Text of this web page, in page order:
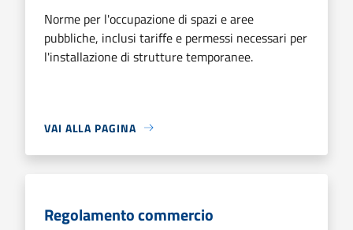
Norme per l'occupazione di spazi e aree
pubbliche, inclusi tariffe e permessi necessari per
l'installazione di strutture temporanee.
VAI ALLA PAGINA
Regolamento commercio